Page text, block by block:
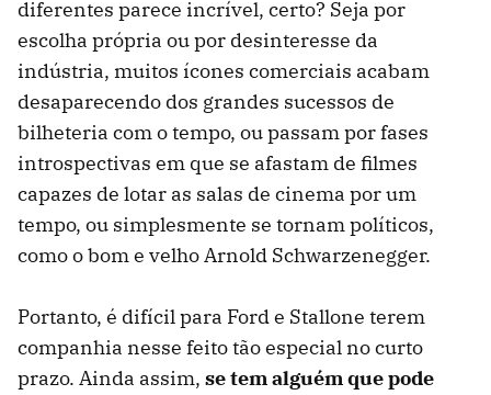
diferentes parece incrível, certo? Seja por
escolha própria ou por desinteresse da
indústria, muitos ícones comerciais acabam
desaparecendo dos grandes sucessos de
bilheteria com o tempo, ou passam por fases
introspectivas em que se afastam de filmes
capazes de lotar as salas de cinema por um
tempo, ou simplesmente se tornam políticos,
como o bom e velho Arnold Schwarzenegger.
Portanto, é difícil para Ford e Stallone terem
companhia nesse feito tão especial no curto
prazo. Ainda assim, se tem alguém que pode